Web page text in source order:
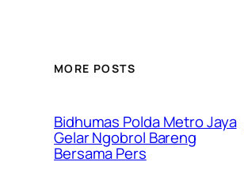
MORE POSTS
Bidhumas Polda Metro Jaya
Gelar Ngobrol Bareng
Bersama Pers